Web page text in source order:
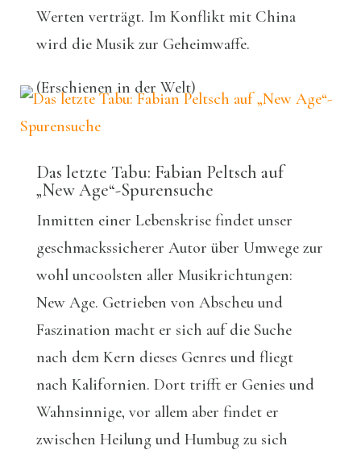
Werten verträgt. Im Konflikt mit China
wird die Musik zur Geheimwaffe.
(Erschienen in der Welt)
Das letzte Tabu: Fabian Peltsch auf
„New Age“-Spurensuche
Inmitten einer Lebenskrise findet unser
geschmackssicherer Autor über Umwege zur
wohl uncoolsten aller Musikrichtungen:
New Age. Getrieben von Abscheu und
Faszination macht er sich auf die Suche
nach dem Kern dieses Genres und fliegt
nach Kalifornien. Dort trifft er Genies und
Wahnsinnige, vor allem aber findet er
zwischen Heilung und Humbug zu sich